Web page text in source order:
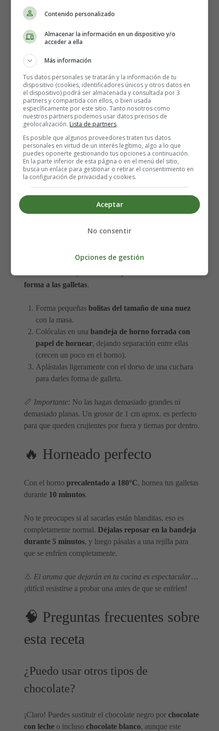
Es el momento de añadir el chocolate rallado o troceado.
Mézclalo con suavidad.
Después,tamiza la harina con la levadura química
incorpórala poco a poco a la masa. Hazlo en varias
veces, removiendo con una espátula o cuchara de madera
para integrar todo bien.
Cuando tengas una masa uniforme,
secos picadosy mezcla para que se repartan por toda la
masa.
🥄Truco casero:Puedes reservar un puñadito de frutos
secos para colocar encima de cada galleta antes de
hornear. Así quedarán más vistosas.
forma a las galletas.
Forma pequeñas bolitas del tamaño de una nuez
con la masa.
Colócalas en una bandeja de horno forrada con
papel de hornear, dejando separación entre ellas
(crecen un poco en el horno).
Aplástalas ligeramente con el dorso de una cuchara
para darles forma de galleta.
📏 Importante: No las hagas demasiado grandes ni
demasiado planas. Un grosor de 1 cm aprox. es perfecto
para que queden crujientes por fuera y tiernas por dentro.
🔥 Horneado perfecto
Con el horno precalentado a 180°C, hornea tus galletas
durante 10 minutos.
No te preocupes si al sacarlas están blanditas, eso es
completamente normal. Déjalas reposar en la bandeja
durante 5 minutos, y luego pásalas a una rejilla para
que se enfríen completamente.
👃 El aroma que dejarán en tu cocina es espectacular…
¡difícil resistirse a probar una antes de que se enfríen!
🧠 Preguntas frecuentes sobre
esta receta
¿Puedo usar otros tipos de
chocolate?
¡Claro! Puedes sustituir el chocolate negro por chocolate
con leche o incluso chocolate blanco, aunque este
Contenido personalizado
Almacenar la información en un dispositivo y/o
acceder a ella
Más información
Tus datos personales se tratarán y la información de tu
dispositivo (cookies, identificadores únicos y otros datos en
el dispositivo) podrá ser almacenada y consultada por 3
partners y compartida con ellos, o bien usada
específicamente por este sitio. Tanto nosotros como
nuestros partners podemos usar datos precisos de
geolocalización. Lista de partners.
Es posible que algunos proveedores traten tus datos
personales en virtud de un interés legítimo, algo a lo que
puedes oponerte gestionando tus opciones a continuación.
En la parte inferior de esta página o en el menú del sitio,
busca un enlace para gestionar o retirar el consentimiento en
la configuración de privacidad y cookies.
Aceptar
No consentir
Opciones de gestión